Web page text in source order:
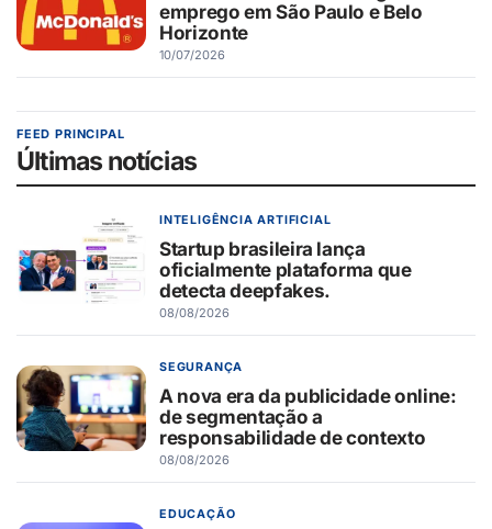
emprego em São Paulo e Belo
Horizonte
10/07/2026
FEED PRINCIPAL
Últimas notícias
INTELIGÊNCIA ARTIFICIAL
Startup brasileira lança
oficialmente plataforma que
detecta deepfakes.
08/08/2026
SEGURANÇA
A nova era da publicidade online:
de segmentação a
responsabilidade de contexto
08/08/2026
EDUCAÇÃO